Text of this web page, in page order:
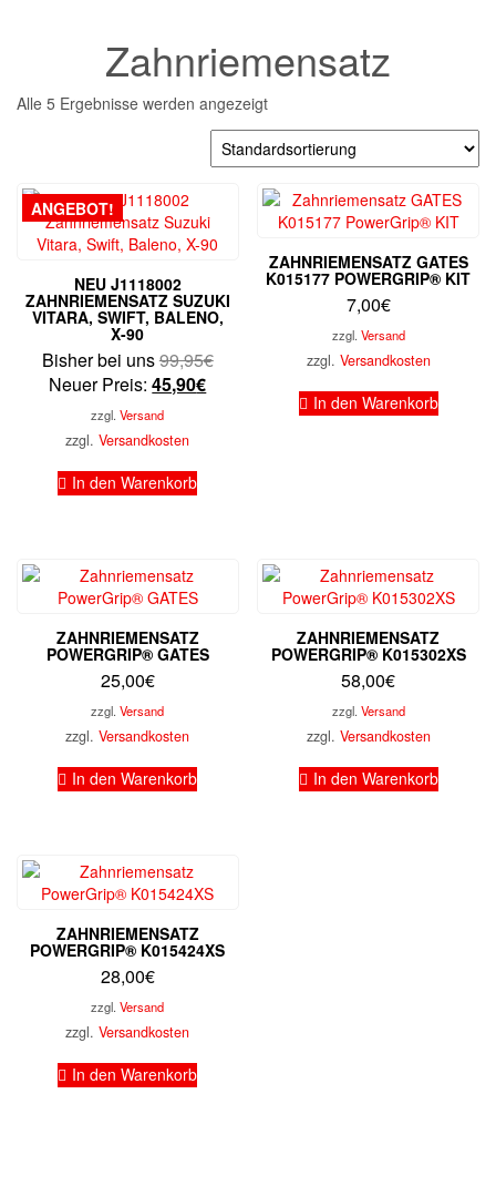
Zahnriemensatz
Alle 5 Ergebnisse werden angezeigt
ANGEBOT!
NEU J1118002
ZAHNRIEMENSATZ SUZUKI
VITARA, SWIFT, BALENO,
X-90
Bisher bei uns99,95€Ursprünglicher
Neuer Preis: 45,90€Aktueller
zzgl.Versand
zzgl.Versandkosten
In den Warenkorb
ZAHNRIEMENSATZ GATES
K015177 POWERGRIP® KIT
7,00€
zzgl. Versand
zzgl. Versandkosten
In den Warenkorb
ZAHNRIEMENSATZ
POWERGRIP® GATES
25,00€
zzgl.Versand
zzgl.Versandkosten
In den Warenkorb
ZAHNRIEMENSATZ
POWERGRIP® K015302XS
58,00€
zzgl. Versand
zzgl. Versandkosten
In den Warenkorb
ZAHNRIEMENSATZ
POWERGRIP® K015424XS
28,00€
zzgl.Versand
zzgl.Versandkosten
In den Warenkorb